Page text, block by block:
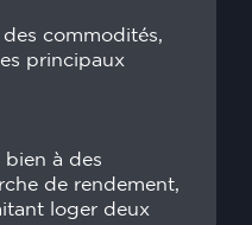
commodités,
principaux
bien à des
de rendement,
loger deux